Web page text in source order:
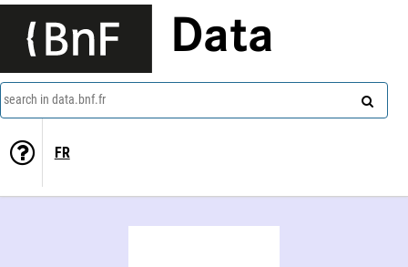
Data
search in data.bnf.fr
FR